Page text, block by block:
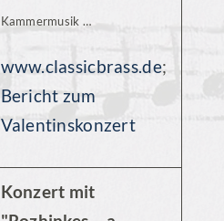
Kammermusik …
www.classicbrass.de;
Bericht zum
Valentinskonzert
Konzert mit